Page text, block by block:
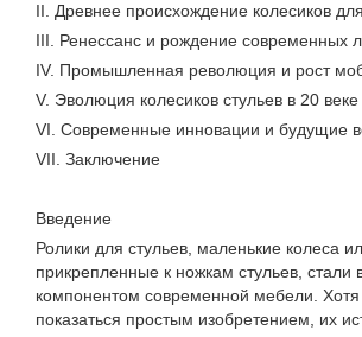
II. Древнее происхождение колесиков
III. Ренессанс и рождение современных
IV. Промышленная революция и рост
V. Эволюция колесиков стульев в 20 веке
VI. Современные инновации и будущие
VII. Заключение
Введение
Ролики для стульев, маленькие колеса
прикрепленные к ножкам стульев, стали
компонентом современной мебели. Хотя
показаться простым изобретением, их